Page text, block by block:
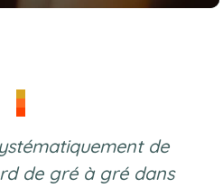
de
de gré à gré dans